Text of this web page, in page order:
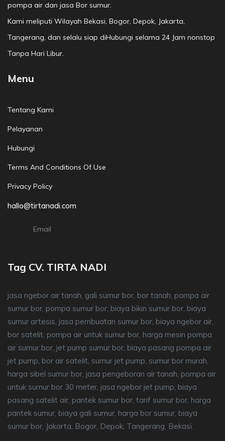
pompa air dan jasa Bor sumur.
Kami meliputi Wilayah Bekasi, Bogor, Depok, Jakarta,
Tangerang, dan selalu siap diHubungi selama 24 Jam nonstop
Tanpa Hari Libur.
Menu
Tentang Kami
Pelayanan
Hubungi
Terms And Conditions Of Use
Privacy Policy
hallo@tirtanadi.com
Email
Tag CV. TIRTA NADI
jasa ngebor air tanah, gali sumur bor, bor tanah, pompa air
sumur bor, pompa sumur bor, biaya bikin sumur bor, biaya
sumur artesis, jasa pembuatan sumur bor, biaya ngebor air,
bor satelit, pompa air untuk sumur bor, harga mesin pompa
air sumur bor, jet pump sumur bor, biaya pasang pompa air
jet pump, bor air satelit, sumur jet pump, sumur bor murah,
harga sibel sumur bor, jasa pengeboran air tanah, pompa air
untuk sumur bor 30 meter, jasa ngebor jet pump, biaya
pasang satelit air, pantek sumur bor, tarif sumur bor, harga
pantek sumur, biaya gali sumur, harga bor sumur, biaya
sumur bor, Jakarta, Bogor, Depok, Tangerang, Bekasi.